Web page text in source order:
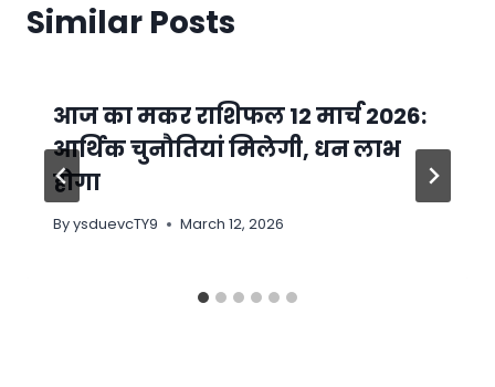
Similar Posts
आज का मकर राशिफल 12 मार्च 2026:
आर्थिक चुनौतियां मिलेगी, धन लाभ
होगा
ByysduevcTY9 March 12, 2026